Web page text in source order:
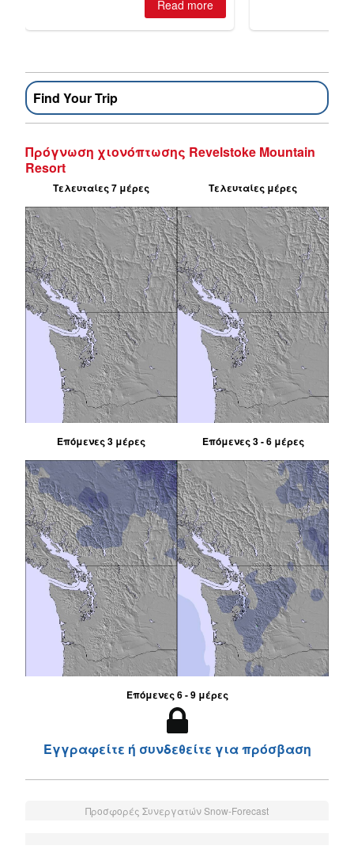
Find Your Trip
Πρόγνωση χιονόπτωσης Revelstoke Mountain
Resort
Τελευταίες 7 μέρες Τελευταίες μέρες
Επόμενες 3 μέρες Επόμενες 3 - 6 μέρες
Επόμενες 6 - 9 μέρες
Εγγραφείτε ή συνδεθείτε για πρόσβαση
Προσφορές Συνεργατών Snow-Forecast